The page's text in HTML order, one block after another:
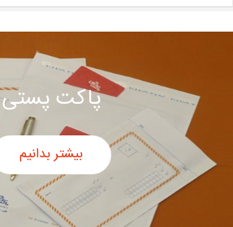
پاکت پستی
بیشتر بدانیم